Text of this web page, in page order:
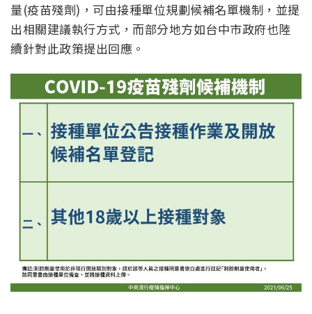
量(疫苗殘劑)，可由接種單位規劃候補名單機制，並提
出相關建議執行方式，而部分地方如台中市政府也陸
續針對此政策提出回應。